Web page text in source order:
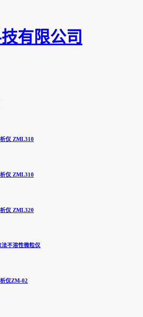
有限公司
仪 ZML310
仪 ZML310
仪 ZML320
不溶性微粒仪
仪ZM-02